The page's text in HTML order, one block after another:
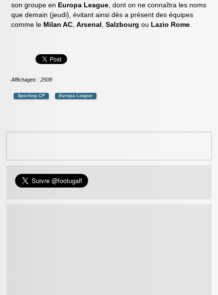
son groupe en Europa League, dont on ne connaîtra les noms
que demain (jeudi), évitant ainsi dès a présent des équipes
comme le Milan AC,Arsenal ,Salzbourgou Lazio Rome.
Affichages : 2509
Sporting CP Europa League